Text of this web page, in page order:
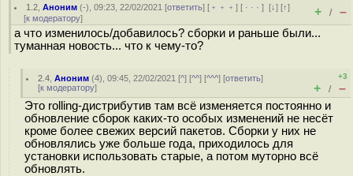
1.2 ,Аноним (-), 09:23, 22/02/2021 [ответить] [ ﹢﹢﹢] [ · · ·][↓] [↑]
[к модератору] + / –
а что изменилось/добавилось? сборки и раньше были...
туманная новость... что к чему-то?
2.4 ,Аноним (4), 09:45, 22/02/2021 [^] [^^] [^^^] [ответить]
[к модератору]
+3
+ / –
Это rolling-дистрибутив там всё изменяется постоянно и
обновление сборок каких-то особых изменений не несёт
кроме более свежих версий пакетов. Сборки у них не
обновлялись уже больше года, приходилось для
установки использовать старые, а потом муторно всё
обновлять.